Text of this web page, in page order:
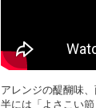
アレンジの醍醐味
半には「よさこい